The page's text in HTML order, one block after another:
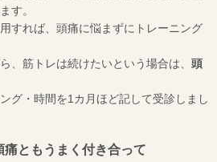
す。
すれば、頭痛に悩まずにトレーニング
、筋トレは続けたいという場合は、 頭
グ・時間を1カ月ほど記して受診しまし
痛ともうまく付き合って